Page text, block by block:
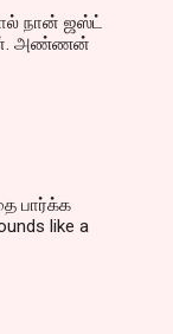
நான் ஜஸ்ட்
அண்ணன்
பார்க்க
like a